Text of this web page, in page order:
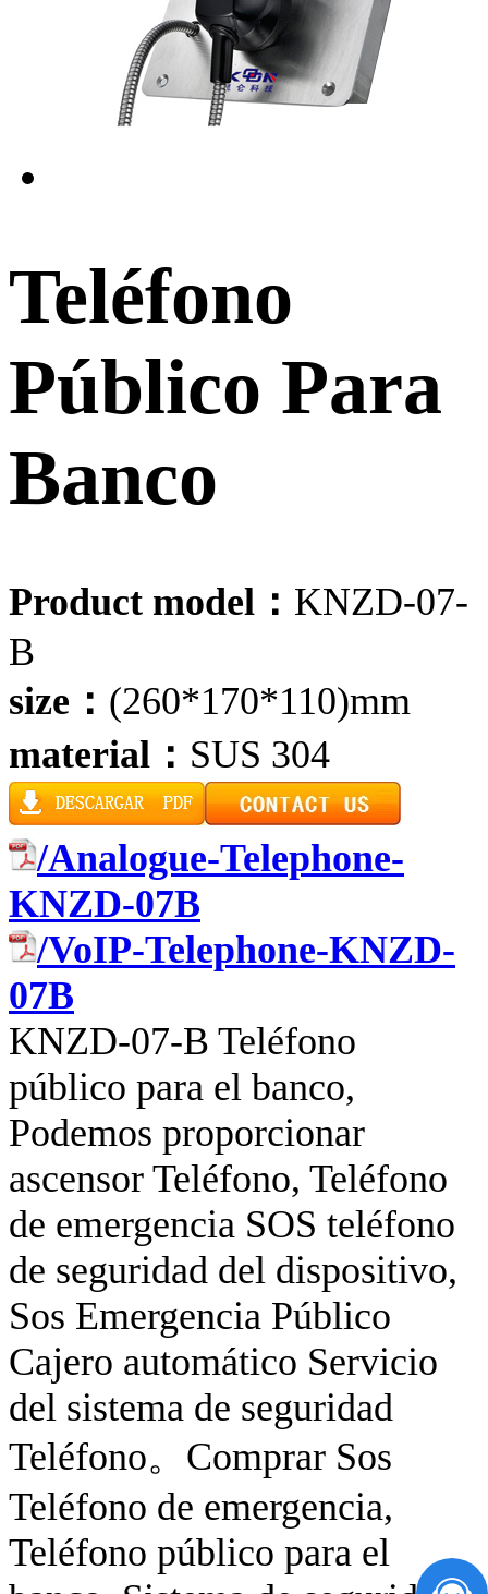
Teléfono
Público Para
Banco
Product model： KNZD-07-
B
size： (260*170*110)mm
material： SUS 304
/Analogue-Telephone-
KNZD-07B
/VoIP-Telephone-KNZD-
07B
KNZD-07-B Teléfono
público para el banco,
Podemos proporcionar
ascensor Teléfono, Teléfono
de emergencia SOS teléfono
de seguridad del dispositivo,
Sos Emergencia Público
Cajero automático Servicio
del sistema de seguridad
Teléfono。Comprar Sos
Teléfono de emergencia,
Teléfono público para el